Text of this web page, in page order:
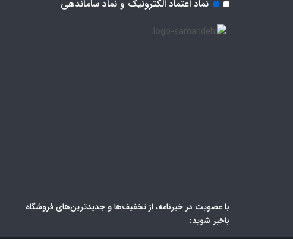
نماد اعتماد الکترونیک و نماد ساماندهی
با عضویت در خبرنامه، از تخفیف‌ها و جدیدترین‌های فروشگاه
باخبر شوید: